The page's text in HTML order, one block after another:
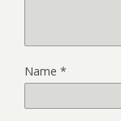
Name *